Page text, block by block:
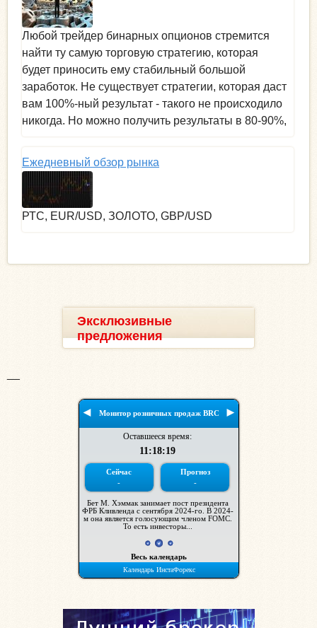
Любой трейдер бинарных опционов стремится
найти ту самую торговую стратегию, которая
будет приносить ему стабильный большой
заработок. Не существует стратегии, которая даст
вам 100%-ный результат - такого не происходило
никогда. Но можно получить результаты в 80-90%,
Ежедневный обзор рынка
РТС, EUR/USD, ЗОЛОТО, GBP/USD
Эксклюзивные
предложения